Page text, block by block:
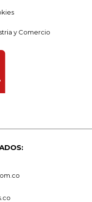
y Comercio